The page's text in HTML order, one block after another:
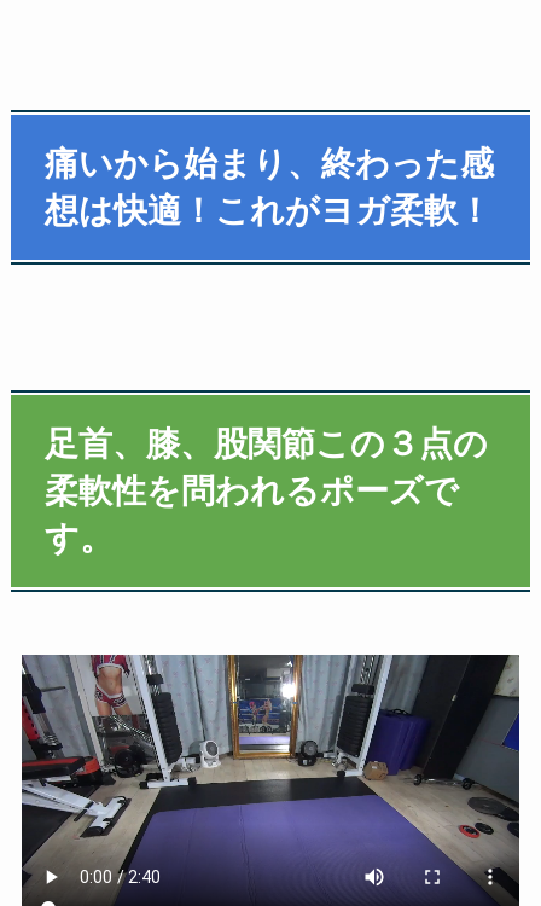
痛いから始まり、終わった感
想は快適！これがヨガ柔軟！
足首、膝、股関節この３点の
柔軟性を問われるポーズで
す。